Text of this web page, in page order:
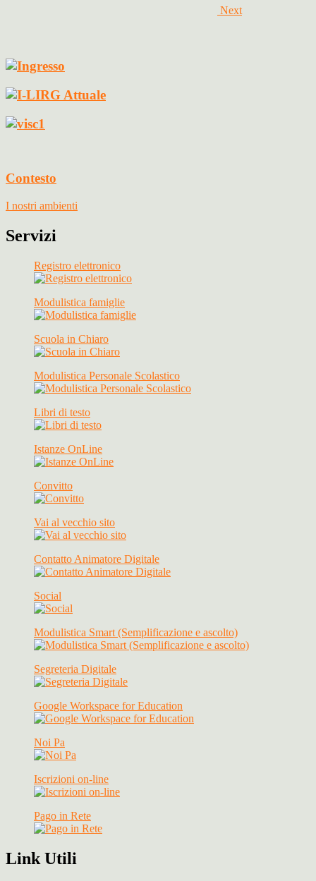
Next
Contesto
I nostri ambienti
Servizi
Registro elettronico
Modulistica famiglie
Scuola in Chiaro
Modulistica Personale Scolastico
Libri di testo
Istanze OnLine
Convitto
Vai al vecchio sito
Contatto Animatore Digitale
Social
Modulistica Smart (Semplificazione e ascolto)
Segreteria Digitale
Google Workspace for Education
Noi Pa
Iscrizioni on-line
Pago in Rete
Link Utili